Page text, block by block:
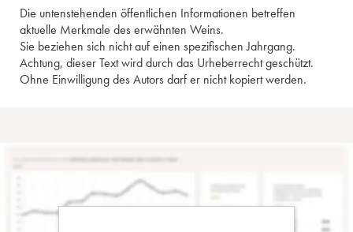
Die untenstehenden öffentlichen Informationen betreffen
aktuelle Merkmale des erwähnten Weins.
Sie beziehen sich nicht auf einen spezifischen Jahrgang.
Achtung, dieser Text wird durch das Urheberrecht geschützt.
Ohne Einwilligung des Autors darf er nicht kopiert werden.